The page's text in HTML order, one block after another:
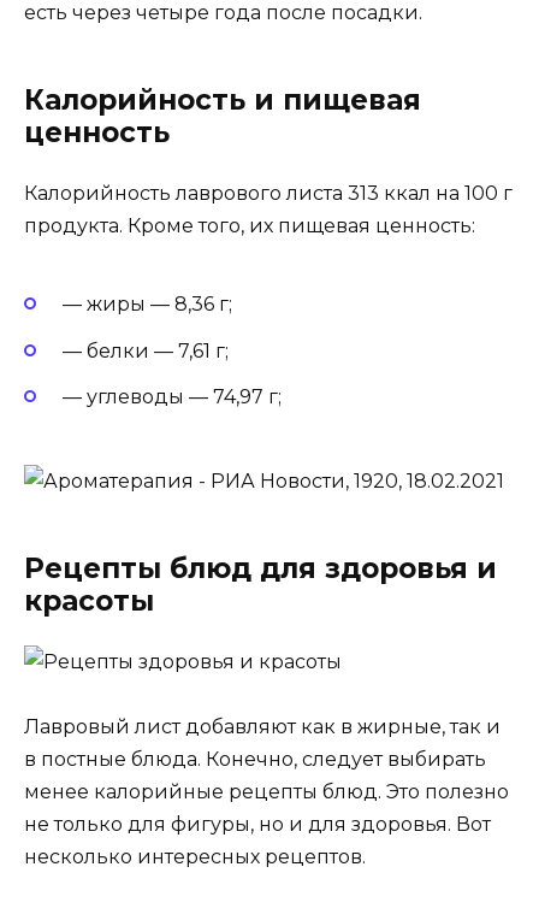
есть через четыре года после посадки.
Калорийность и пищевая
ценность
Калорийность лаврового листа 313 ккал на 100 г
продукта. Кроме того, их пищевая ценность:
— жиры — 8,36 г;
— белки — 7,61 г;
— углеводы — 74,97 г;
Рецепты блюд для здоровья и
красоты
Лавровый лист добавляют как в жирные, так и
в постные блюда. Конечно, следует выбирать
менее калорийные рецепты блюд. Это полезно
не только для фигуры, но и для здоровья. Вот
несколько интересных рецептов.